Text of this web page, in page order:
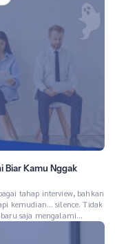
Biar Kamu Nggak
tahap interview, bahkan
kemudian… silence. Tidak
saja mengalami
real dan dialami hampir
mengalami ghosting dari